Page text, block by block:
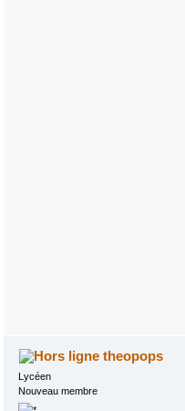
theopops
Lycéen
Nouveau membre